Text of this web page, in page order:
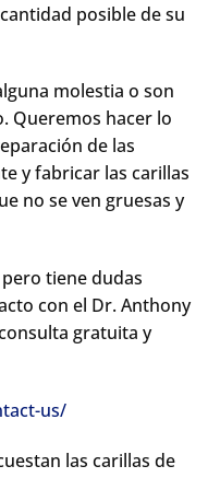
posible de su
molestia o son
Queremos hacer lo
de las
y fabricar las carillas
no se ven gruesas y
tiene dudas
con el Dr. Anthony
gratuita y
us/
las carillas de